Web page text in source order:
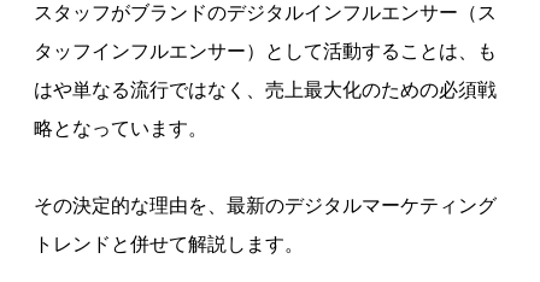
スタッフがブランドのデジタルインフルエンサー（ス
タッフインフルエンサー）として活動することは、も
はや単なる流行ではなく、売上最大化のための必須戦
略となっています。
その決定的な理由を、最新のデジタルマーケティング
トレンドと併せて解説します。